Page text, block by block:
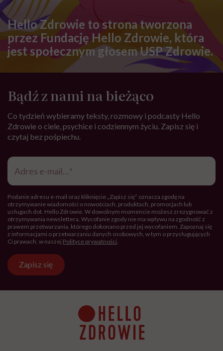
Hello Zdrowie to strona tworzona
przez Fundację Hello Zdrowie, która
jest społecznym głosem USP Zdrowie.
Bądź z nami na bieżąco
Co tydzień wybieramy teksty, rozmowy i podcasty Hello
Zdrowie o ciele, psychice i codziennym życiu. Zapisz się i
czytaj bez pośpiechu.
Adres
mail*
Podanie adresu e-mail oraz kliknięcie „Zapisz się” oznacza zgodę na
otrzymywanie wiadomości o nowościach, produktach, promocjach lub
usługach dot. Hello Zdrowie. W dowolnym momencie możesz zrezygnować z
otrzymywania newslettera. Wycofanie zgody nie ma wpływu na zgodność z
prawem przetwarzania, którego dokonano przed jej wycofaniem. Zapoznaj się
z informacjami o przetwarzaniu danych osobowych, w tym o przysługujących
Ci prawach, w naszej Polityce prywatności
Zapisz się